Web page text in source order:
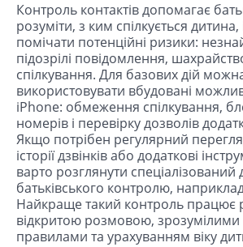
Контроль контактів допомагає
розуміти, з ким спілкується дитина,
помічати потенційні ризики:
підозрілі повідомлення,
спілкування. Для базових дій
використовувати вбудовані
iPhone: обмеження спілкування,
номерів і перевірку дозволів
Якщо потрібен регулярний
історії дзвінків або додаткові
варто розглянути спеціалізований
батьківського контролю,
Найкраще такий контроль працює
відкритою розмовою,
правилами та урахуванням віку